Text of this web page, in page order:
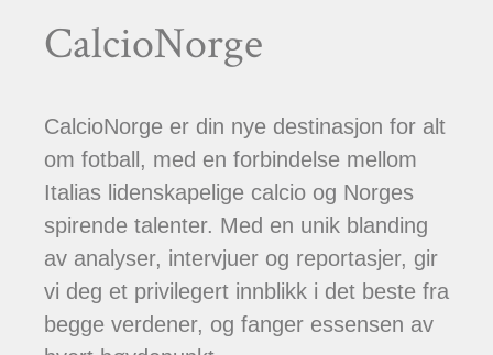
CalcioNorge
CalcioNorge er din nye destinasjon for alt
om fotball, med en forbindelse mellom
Italias lidenskapelige calcio og Norges
spirende talenter. Med en unik blanding
av analyser, intervjuer og reportasjer, gir
vi deg et privilegert innblikk i det beste fra
begge verdener, og fanger essensen av